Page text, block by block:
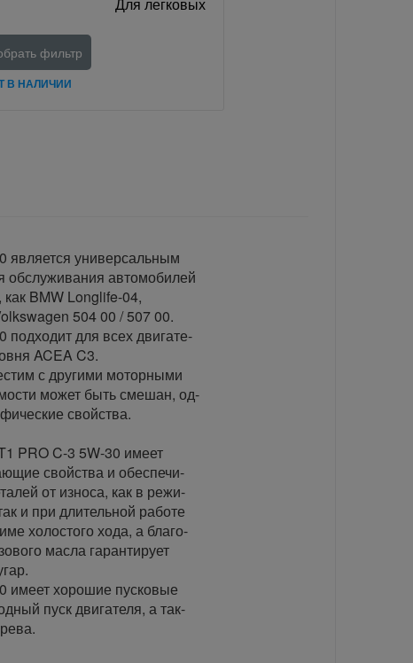
Для легковых
фильтр
В НАЛИЧИИ
является универсальным
обслуживания автомобилей
BMW Longlife-04,
504 00 / 507 00.
подходит для всех двигате-
ACEA C3.
с другими моторными
может быть смешан, од-
свойства.
PRO C-3 5W-30 имеет
свойства и обеспечи-
от износа, как в режи-
и при длительной работе
холостого хода, а благо-
масла гарантирует
имеет хорошие пусковые
пуск двигателя, а так-